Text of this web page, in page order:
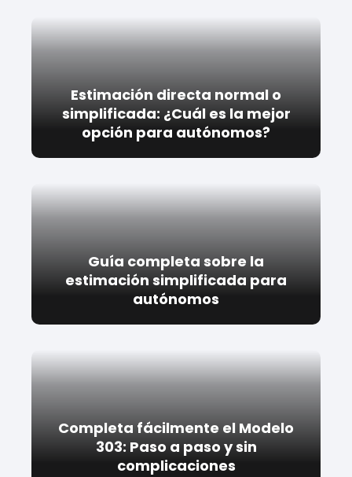
Estimación directa normal o
simplificada: ¿Cuál es la mejor
opción para autónomos?
Guía completa sobre la
estimación simplificada para
autónomos
Completa fácilmente el Modelo
303: Paso a paso y sin
complicaciones